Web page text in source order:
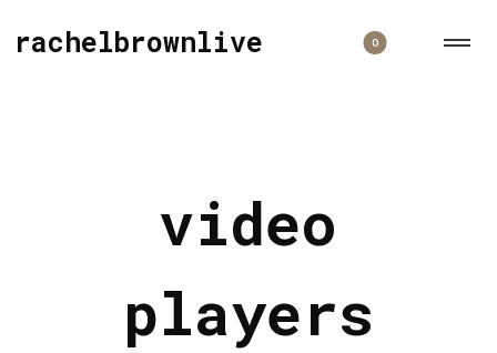
rachelbrownlive 0
video
players